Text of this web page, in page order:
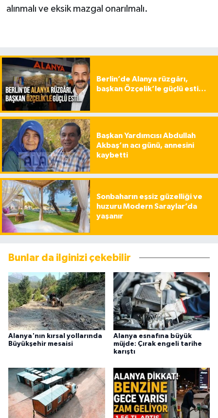
alınmalı ve eksik mazgal onarılmalı.
Berlin’de Alanya rüzgârı,
başkan Özçelik’le güçlü esti…
Başkan Yardımcısı Abdullah
Akbaş’ın acı günü, annesini
kaybetti
Sonbaharın eşsiz güzelliği ve
huzuru Modern Saraylar’da
yaşanır
Bunlar da ilginizi çekebilir
Alanya'nın kırsal yollarında
Büyükşehir mesaisi
Alanya esnafına büyük
müjde: Çırak engeli tarihe
karıştı